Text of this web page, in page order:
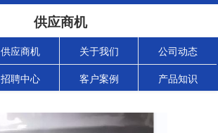
供应商机
供应商机 关于我们 公司动态
招聘中心 客户案例 产品知识